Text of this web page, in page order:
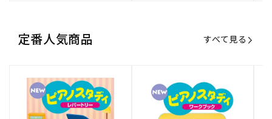
定番人気商品 すべて見る